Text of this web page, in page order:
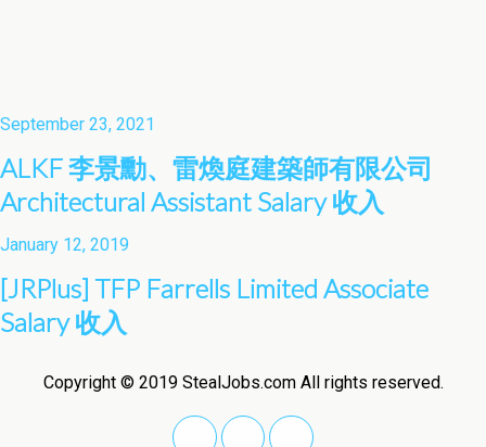
September 23, 2021
ALKF 李景勳、雷煥庭建築師有限公司
Architectural Assistant Salary 收入
January 12, 2019
[JRPlus] TFP Farrells Limited Associate
Salary 收入
Copyright © 2019 StealJobs.com All rights reserved.